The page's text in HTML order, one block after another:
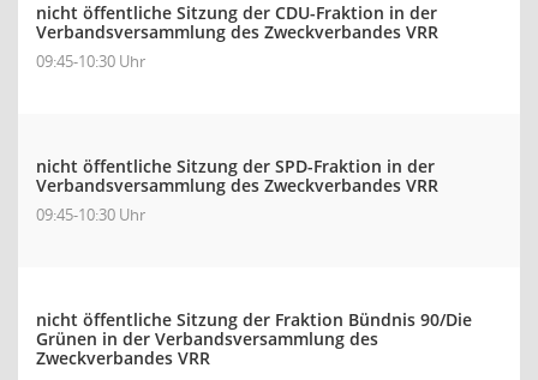
nicht öffentliche Sitzung der CDU-Fraktion in der
Verbandsversammlung des Zweckverbandes VRR
09:45-10:30 Uhr
nicht öffentliche Sitzung der SPD-Fraktion in der
Verbandsversammlung des Zweckverbandes VRR
09:45-10:30 Uhr
nicht öffentliche Sitzung der Fraktion Bündnis 90/Die
Grünen in der Verbandsversammlung des
Zweckverbandes VRR